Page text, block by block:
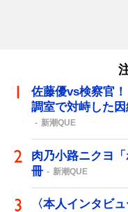
佐藤優vs検察官
調室で対峙した
新潮QUE
肉乃小路ニクヨ
冊
新潮QUE
〈本人インタビ